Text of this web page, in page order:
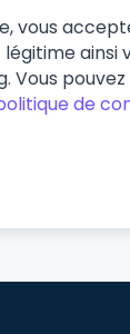
vous
ainsi
Vous
de